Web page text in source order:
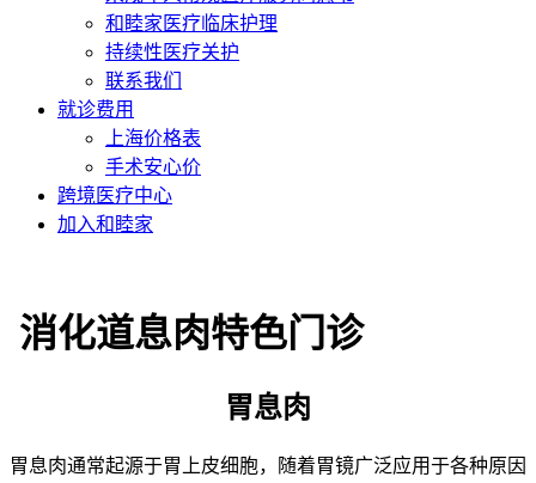
和睦家医疗临床护理
持续性医疗关护
联系我们
就诊费用
上海价格表
手术安心价
跨境医疗中心
加入和睦家
消化道息肉特色门诊
胃息肉
胃息肉通常起源于胃上皮细胞，随着胃镜广泛应用于各种原因